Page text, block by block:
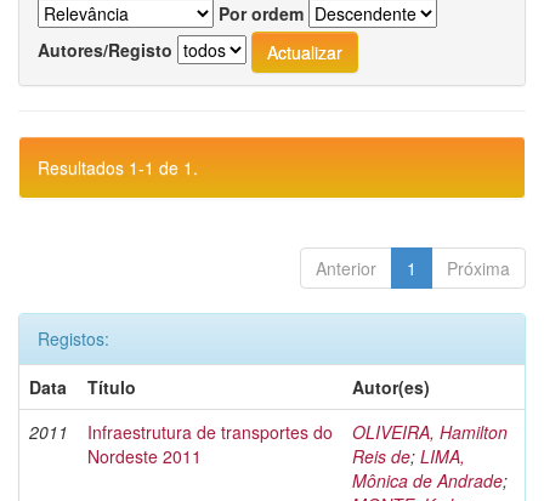
Por ordem
Autores/Registo
Resultados 1-1 de 1.
Anterior 1 Próxima
Registos:
Data
Título
Autor(es)
2011
Infraestrutura de transportes do
Nordeste 2011
OLIVEIRA, Hamilton
Reis de; LIMA,
Mônica de Andrade;